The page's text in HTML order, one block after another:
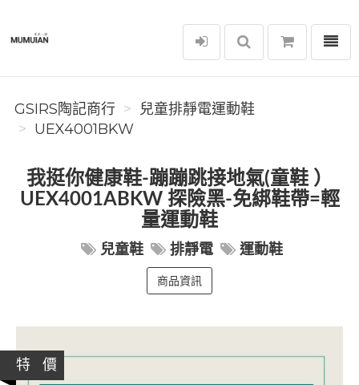
GSIRS陶記商行
選單
GSIRS陶記商行
兒童排靜電運動鞋
UEX4001BKW
我挺你健康鞋-蹦蹦跳接地氣(童鞋 ）
UEX4001ABKW 探險黑-免綁鞋帶=輕
量運動鞋
兒童鞋 排靜電 運動鞋
商品資訊
特 價